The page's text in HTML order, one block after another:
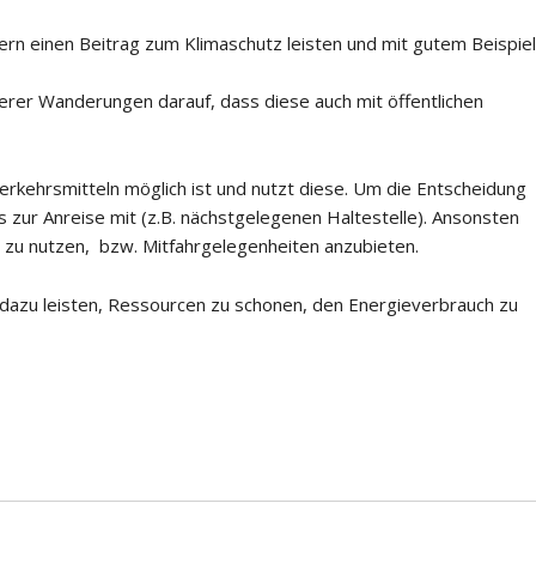
einen Beitrag zum Klimaschutz leisten und mit gutem Beispiel
Wanderungen darauf, dass diese auch mit öffentlichen
möglich ist und nutzt diese. Um die Entscheidung
Anreise mit (z.B. nächstgelegenen Haltestelle). Ansonsten
nutzen, bzw. Mitfahrgelegenheiten anzubieten.
leisten, Ressourcen zu schonen, den Energieverbrauch zu